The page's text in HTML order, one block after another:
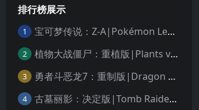
排行榜展示
1 宝可梦传说：Z-A|Pokémon Legends: Z-A中文
2 植物大战僵尸：重植版|Plants vs. Zombies: Replanted中文
3 勇者斗恶龙7：重制版|Dragon Quest VII Reimagined中文
4 古墓丽影：决定版|Tomb Raider: Definitive Edition中文